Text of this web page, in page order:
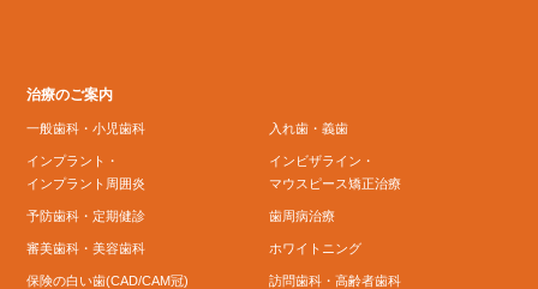
治療のご案内
一般歯科・小児歯科
インプラント・
インプラント周囲炎
予防歯科・定期健診
審美歯科・美容歯科
保険の白い歯(CAD/CAM冠)
入れ歯・義歯
インビザライン・
マウスピース矯正治療
歯周病治療
ホワイトニング
訪問歯科・高齢者歯科